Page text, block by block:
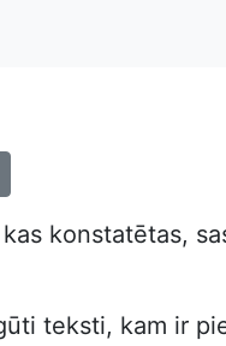
konstatētas,
teksti, kam ir